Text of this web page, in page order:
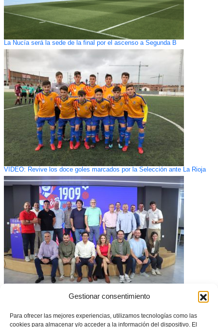
Gestionar consentimiento
Para ofrecer las mejores experiencias, utilizamos tecnologías como las
cookies para almacenar y/o acceder a la información del dispositivo. El
La Nucía será la sede de la final por el ascenso a Segunda B
VIDEO: Revive los doce goles marcados por la Selección ante La Rioja
La FFCV celebra el primer clúster con empresas tecnológicas dedicadas